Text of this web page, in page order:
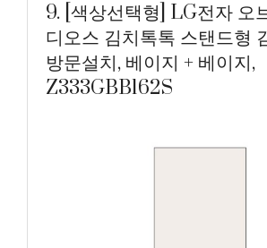
9. [색상선택형] LG전자 오
디오스 김치톡톡 스탠드형
방문설치, 베이지 + 베이지,
Z333GBB162S